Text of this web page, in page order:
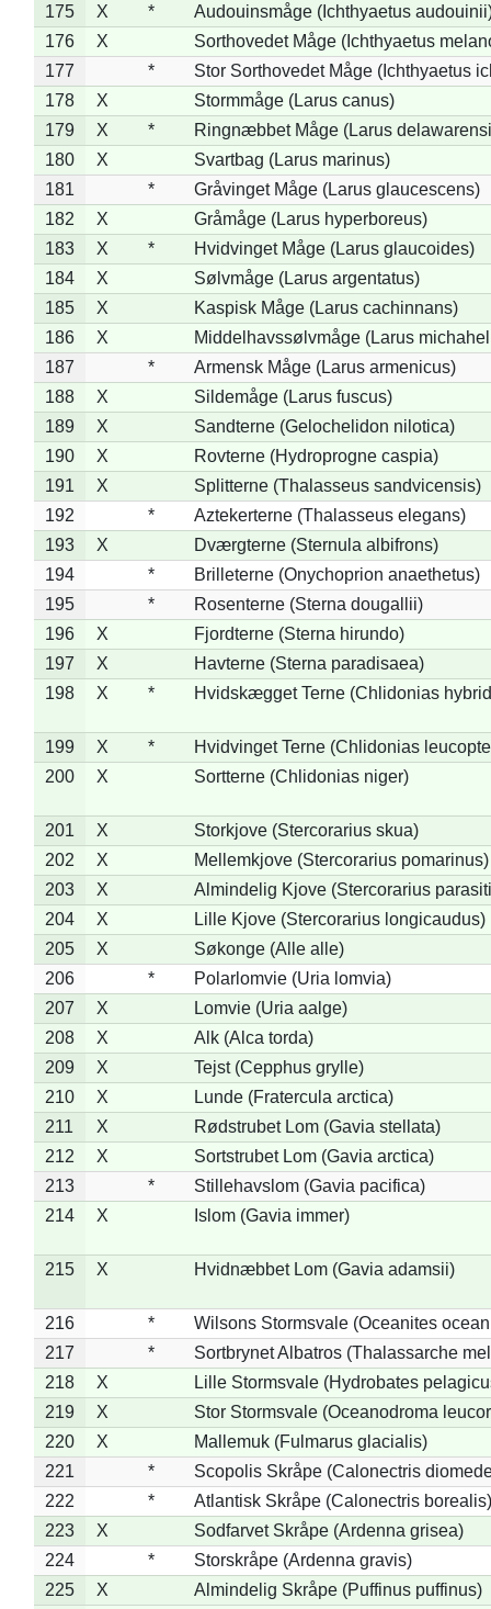
175
X *
Audouinsmåge (Ichthyaetus
176
X
Sorthovedet Måge (Ichthyaetus
177
*
Stor Sorthovedet Måge (Ichthyaetus
178
X
Stormmåge (Larus canus)
179
X *
Ringnæbbet Måge (Larus
180
X
Svartbag (Larus marinus)
181
*
Gråvinget Måge (Larus glaucescens)
182
X
Gråmåge (Larus hyperboreus)
183
X *
Hvidvinget Måge (Larus glaucoides)
184
X
Sølvmåge (Larus argentatus)
185
X
Kaspisk Måge (Larus cachinnans)
186
X
Middelhavssølvmåge (Larus
187
*
Armensk Måge (Larus armenicus)
188
X
Sildemåge (Larus fuscus)
189
X
Sandterne (Gelochelidon nilotica)
190
X
Rovterne (Hydroprogne caspia)
191
X
Splitterne (Thalasseus sandvicensis)
192
*
Aztekerterne (Thalasseus elegans)
193
X
Dværgterne (Sternula albifrons)
194
*
Brilleterne (Onychoprion anaethetus)
195
*
Rosenterne (Sterna dougallii)
196
X
Fjordterne (Sterna hirundo)
197
X
Havterne (Sterna paradisaea)
198
X * Hvidskægget Terne (Chlidonias
199 X *
Hvidvinget Terne (Chlidonias
200
X Sortterne (Chlidonias niger)
201 X
Storkjove (Stercorarius skua)
202
X
Mellemkjove (Stercorarius pomarinus)
203
X
Almindelig Kjove (Stercorarius
204
X
Lille Kjove (Stercorarius longicaudus)
205
X
Søkonge (Alle alle)
206
*
Polarlomvie (Uria lomvia)
207
X
Lomvie (Uria aalge)
208
X
Alk (Alca torda)
209
X
Tejst (Cepphus grylle)
210
X
Lunde (Fratercula arctica)
211
X
Rødstrubet Lom (Gavia stellata)
212
X
Sortstrubet Lom (Gavia arctica)
213
*
Stillehavslom (Gavia pacifica)
214
X Islom (Gavia immer)
215 X Hvidnæbbet Lom (Gavia adamsii)
216 *
Wilsons Stormsvale (Oceanites
217
*
Sortbrynet Albatros (Thalassarche
218
X
Lille Stormsvale (Hydrobates
219
X
Stor Stormsvale (Oceanodroma
220
X
Mallemuk (Fulmarus glacialis)
221
*
Scopolis Skråpe (Calonectris
222
*
Atlantisk Skråpe (Calonectris borealis)
223
X
Sodfarvet Skråpe (Ardenna grisea)
224
*
Storskråpe (Ardenna gravis)
225
X Almindelig Skråpe (Puffinus puffinus)